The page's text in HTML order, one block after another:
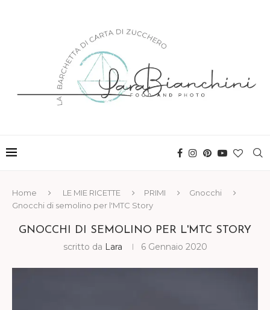
Home LE MIE RICETTE PRIMI
Gnocchi
Gnocchi di semolino per l'MTC Story
GNOCCHI DI SEMOLINO PER L'MTC STORY
scritto da Lara 6 Gennaio 2020